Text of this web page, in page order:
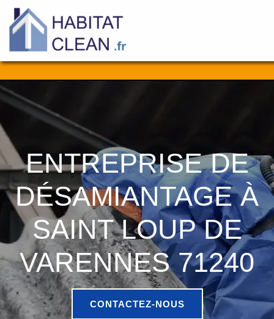
Aller
ENTREPRISE DE
DÉSAMIANTAGE À
SAINT LOUP DE
VARENNES 71240
CONTACTEZ-NOUS